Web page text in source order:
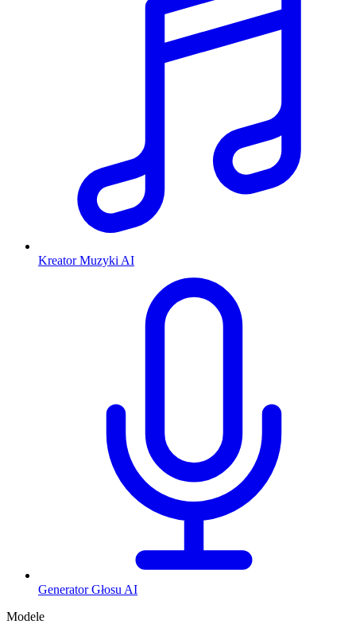
Kreator Muzyki AI
Generator Głosu AI
Modele